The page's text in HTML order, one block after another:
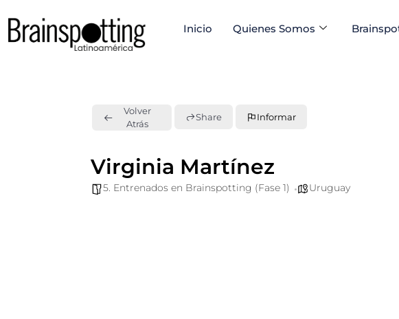
Ir
al
Inicio Quienes Somos
Volver
Atrás
Share Informar
Virginia Martínez
5. Entrenados en Brainspotting (Fase 1) Uruguay